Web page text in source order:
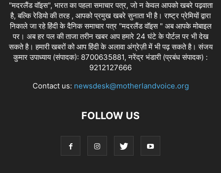
"मदरलैंड वॉइस", भारत का पहला समाचार पत्र, जो न केवल आपको खबरे पढ़वाता
है, बल्कि रेडियो की तरह , आपको प्रमुख खबरे सुनाता भी है। राष्ट्र प्रेमियों द्वारा
निकाले जा रहे हिंदी के दैनिक समाचार पत्र "मदरलैंड वॉइस " अब आपके मोबाइल
पर। अब हर पल की ताजा तरीन खबर आप हमारे 24 घंटे के पोर्टल पर भी देख
सकते है। हमारी खबरों को आप हिंदी के अलावा अंग्रेज़ी में भी पढ़ सकते है। संजय
कुमार उपाध्याय (संपादक): 8700635881, नरेंद्र भंडारी (प्रबंध संपादक) :
9212127666
Contact us: newsdesk@motherlandvoice.org
FOLLOW US